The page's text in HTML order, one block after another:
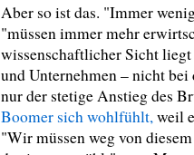
Aber so ist das. "Immer
"müssen immer mehr
wissenschaftlicher Sicht
und Unternehmen – nicht
nur der stetige Anstieg des
Boomer sich wohlfühlt, weil
"Wir müssen weg von